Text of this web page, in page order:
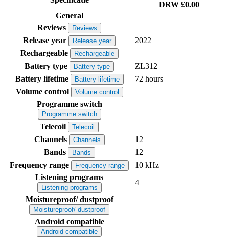
DRW £0.00
General
Reviews
Reviews
Release year Release year
2022
Rechargeable
Rechargeable
Battery type Battery type
ZL312
Battery lifetime
Battery lifetime
72 hours
Volume control
Volume control
Programme switch
Programme switch
Telecoil Telecoil
Channels Channels
12
Bands
Bands
12
Frequency range
Frequency range
10 kHz
Listening programs
Listening programs
4
Moistureproof/ dustproof
Moistureproof/ dustproof
Android compatible
Android compatible